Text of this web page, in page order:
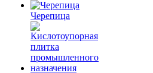
Черепица